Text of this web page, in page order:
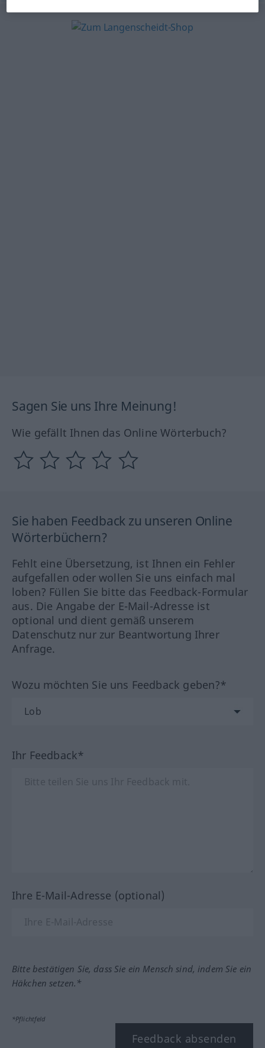
Sagen Sie uns Ihre Meinung!
Wie gefällt Ihnen das Online Wörterbuch?
Sie haben Feedback zu unseren Online
Wörterbüchern?
Fehlt eine Übersetzung, ist Ihnen ein Fehler
aufgefallen oder wollen Sie uns einfach mal
loben? Füllen Sie bitte das Feedback-Formular
aus. Die Angabe der E-Mail-Adresse ist
optional und dient gemäß unserem
Datenschutz nur zur Beantwortung Ihrer
Anfrage.
Wozu möchten Sie uns Feedback geben?*
Ihr Feedback*
Ihre E-Mail-Adresse (optional)
Bitte bestätigen Sie, dass Sie ein Mensch sind, indem Sie ein
Häkchen setzen.*
*Pflichtfeld
Feedback absenden